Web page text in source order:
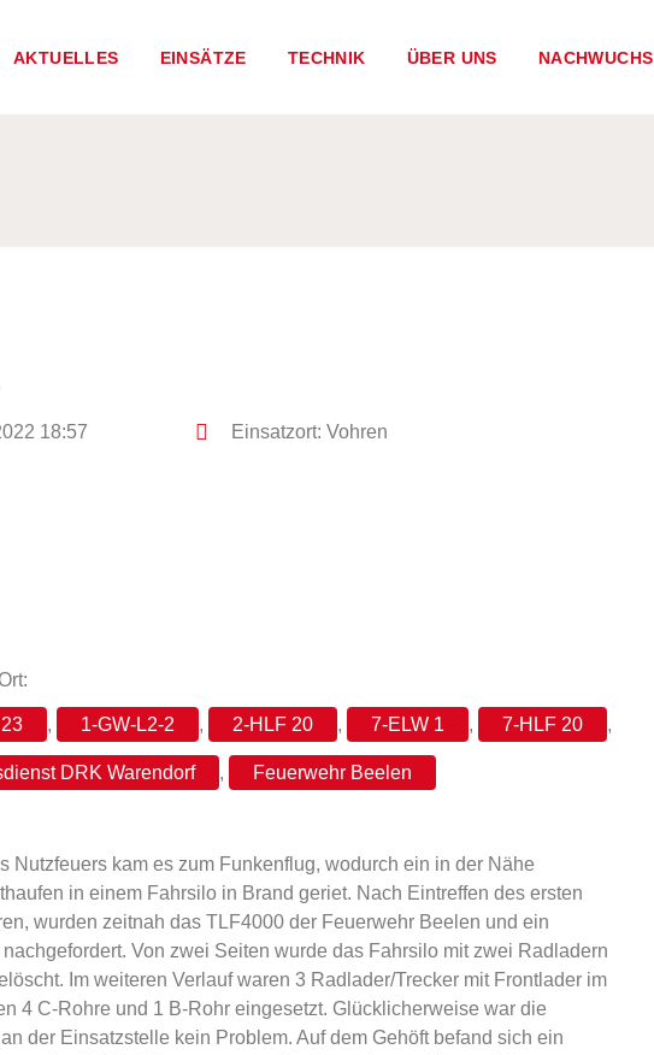
AKTUELLES EINSÄTZE TECHNIK ÜBER UNS NACHWUCHS
18:57 Einsatzort: Vohren
, 1-GW-L2-2 , 2-HLF 20 , 7-ELW 1 , 7-HLF 20 ,
DRK Warendorf , Feuerwehr Beelen
Nutzfeuers kam es zum Funkenflug, wodurch ein in der Nähe
in einem Fahrsilo in Brand geriet. Nach Eintreffen des ersten
wurden zeitnah das TLF4000 der Feuerwehr Beelen und ein
Von zwei Seiten wurde das Fahrsilo mit zwei Radladern
Im weiteren Verlauf waren 3 Radlader/Trecker mit Frontlader im
4 C-Rohre und 1 B-Rohr eingesetzt. Glücklicherweise war die
der Einsatzstelle kein Problem. Auf dem Gehöft befand sich ein